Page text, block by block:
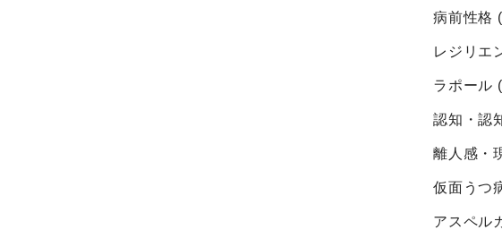
病前性格
レジリエ
ラポール
認知・認
離人感・
仮面うつ
アスペル